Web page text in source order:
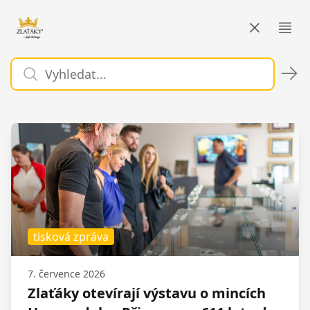
Zlaťáky.cz
tisková zpráva
7. července 2026
Zlaťáky otevírají výstavu o mincích